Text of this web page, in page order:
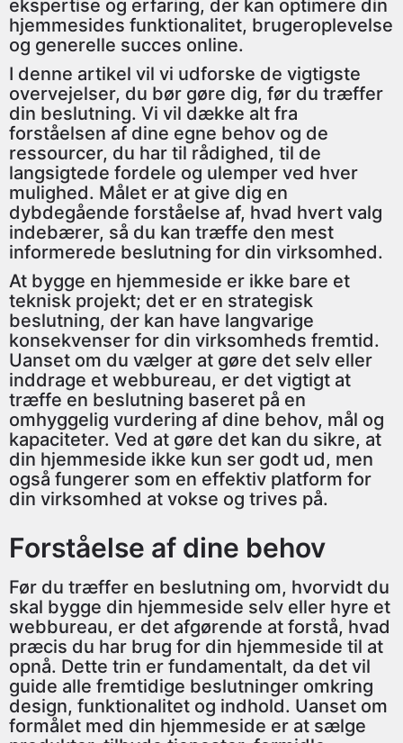
ekspertise og erfaring, der kan optimere din
hjemmesides funktionalitet, brugeroplevelse
og generelle succes online.
I denne artikel vil vi udforske de vigtigste
overvejelser, du bør gøre dig, før du træffer
din beslutning. Vi vil dække alt fra
forståelsen af dine egne behov og de
ressourcer, du har til rådighed, til de
langsigtede fordele og ulemper ved hver
mulighed. Målet er at give dig en
dybdegående forståelse af, hvad hvert valg
indebærer, så du kan træffe den mest
informerede beslutning for din virksomhed.
At bygge en hjemmeside er ikke bare et
teknisk projekt; det er en strategisk
beslutning, der kan have langvarige
konsekvenser for din virksomheds fremtid.
Uanset om du vælger at gøre det selv eller
inddrage et webbureau, er det vigtigt at
træffe en beslutning baseret på en
omhyggelig vurdering af dine behov, mål og
kapaciteter. Ved at gøre det kan du sikre, at
din hjemmeside ikke kun ser godt ud, men
også fungerer som en effektiv platform for
din virksomhed at vokse og trives på.
Forståelse af dine behov
Før du træffer en beslutning om, hvorvidt du
skal bygge din hjemmeside selv eller hyre et
webbureau, er det afgørende at forstå, hvad
præcis du har brug for din hjemmeside til at
opnå. Dette trin er fundamentalt, da det vil
guide alle fremtidige beslutninger omkring
design, funktionalitet og indhold. Uanset om
formålet med din hjemmeside er at sælge